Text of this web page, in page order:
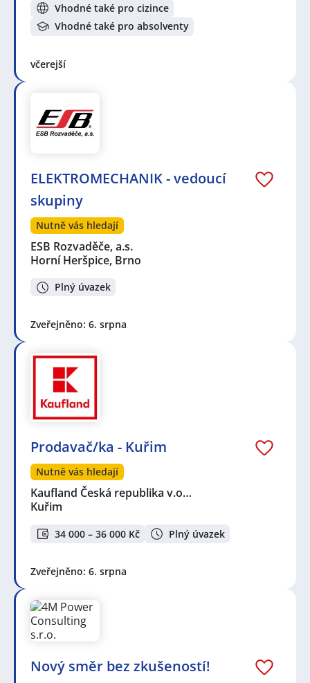
Vhodné také pro cizince
Vhodné také pro absolventy
včerejší
ELEKTROMECHANIK - vedoucí
skupiny
Nutně vás hledají
ESB Rozvaděče, a.s.
Horní Heršpice, Brno
Plný úvazek
Zveřejněno: 6. srpna
Prodavač/ka - Kuřim
Nutně vás hledají
Kaufland Česká republika v.o…
Kuřim
34 000 – 36 000 Kč Plný úvazek
Zveřejněno: 6. srpna
Nový směr bez zkušeností!